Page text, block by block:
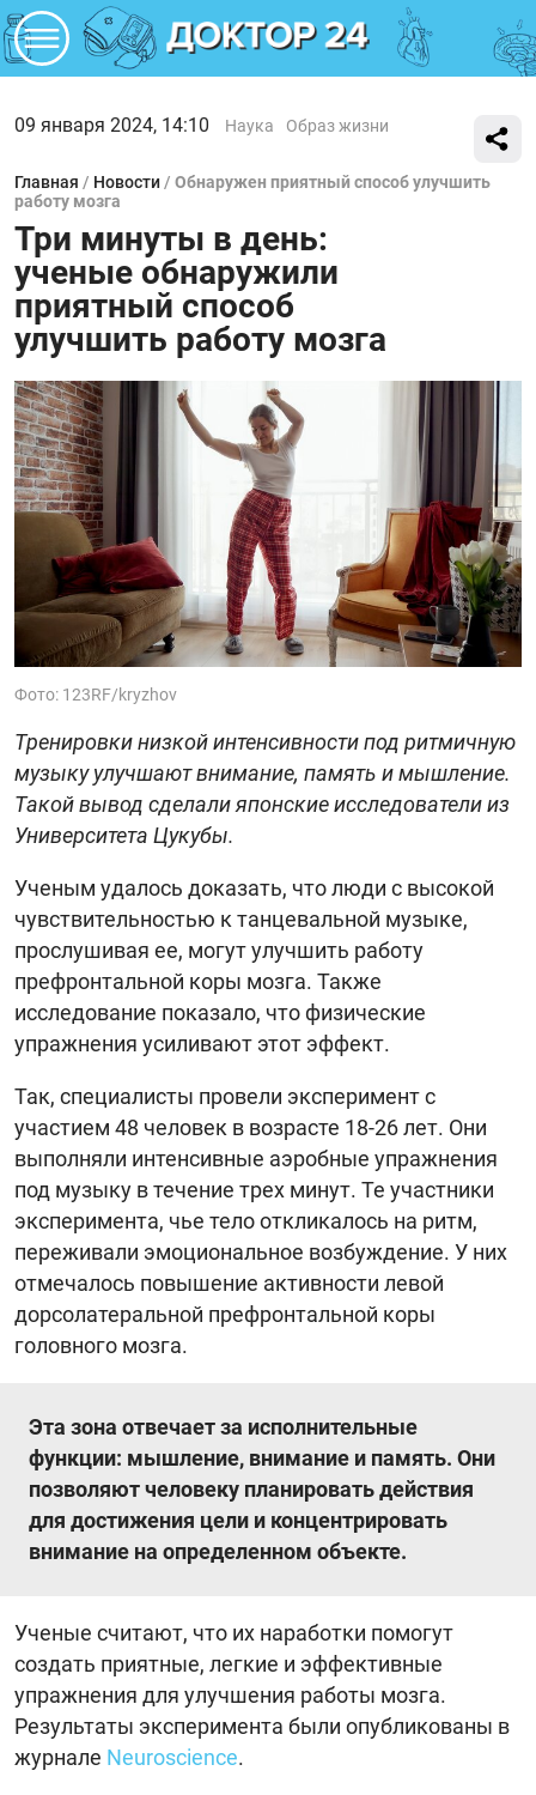
09 января 2024, 14:10 Наука Образ жизни
Главная / Новости / Обнаружен приятный способ улучшить
работу мозга
Три минуты в день:
ученые обнаружили
приятный способ
улучшить работу мозга
Фото: 123RF/kryzhov
Тренировки низкой интенсивности под ритмичную
музыку улучшают внимание, память и мышление.
Такой вывод сделали японские исследователи из
Университета Цукубы.
Ученым удалось доказать, что люди с высокой
чувствительностью к танцевальной музыке,
прослушивая ее, могут улучшить работу
префронтальной коры мозга. Также
исследование показало, что физические
упражнения усиливают этот эффект.
Так, специалисты провели эксперимент с
участием 48 человек в возрасте 18-26 лет. Они
выполняли интенсивные аэробные упражнения
под музыку в течение трех минут. Те участники
эксперимента, чье тело откликалось на ритм,
переживали эмоциональное возбуждение. У них
отмечалось повышение активности левой
дорсолатеральной префронтальной коры
головного мозга.
Эта зона отвечает за исполнительные
функции: мышление, внимание и память. Они
позволяют человеку планировать действия
для достижения цели и концентрировать
внимание на определенном объекте.
Ученые считают, что их наработки помогут
создать приятные, легкие и эффективные
упражнения для улучшения работы мозга.
Результаты эксперимента были опубликованы в
журнале Neuroscience.